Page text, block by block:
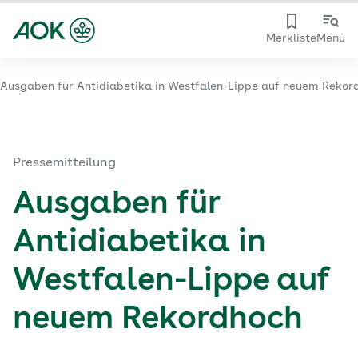
MerklisteMenü
Ausgaben für Antidiabetika in Westfalen-Lippe auf neuem
Pressemitteilung
Ausgaben für
Antidiabetika in
Westfalen-Lippe auf
neuem Rekordhoch